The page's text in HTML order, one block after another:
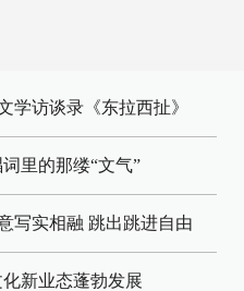
学访谈录《东拉西扯》
里的那缕“文气”
写实相融 跳出跳进自由
新业态蓬勃发展